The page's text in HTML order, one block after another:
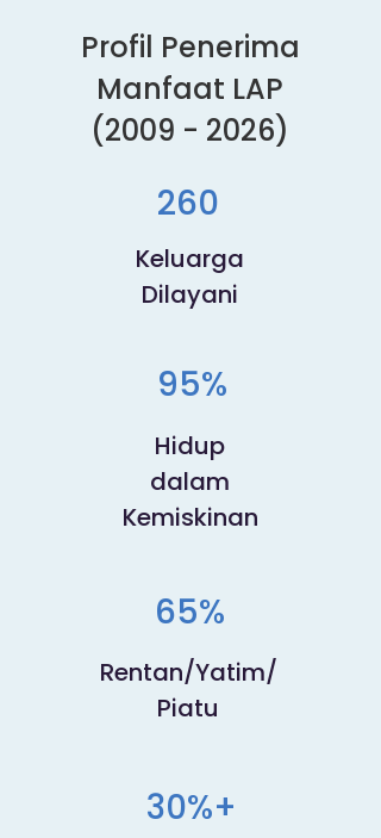
Profil Penerima
Manfaat LAP
(2009 - 2026)
260
Keluarga
Dilayani
95%
Hidup
dalam
Kemiskinan
65%
Rentan/Yatim/
Piatu
30%+